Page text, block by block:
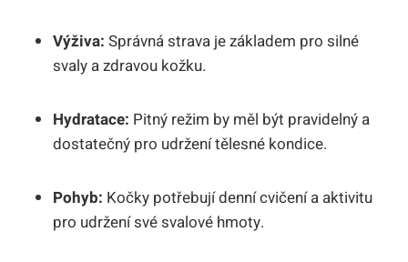
Výživa: Správná strava je základem pro silné
svaly a zdravou kožku.
Hydratace: Pitný režim by měl být pravidelný a
dostatečný pro udržení tělesné kondice.
Pohyb: Kočky potřebují denní cvičení a aktivitu
pro udržení své svalové hmoty.